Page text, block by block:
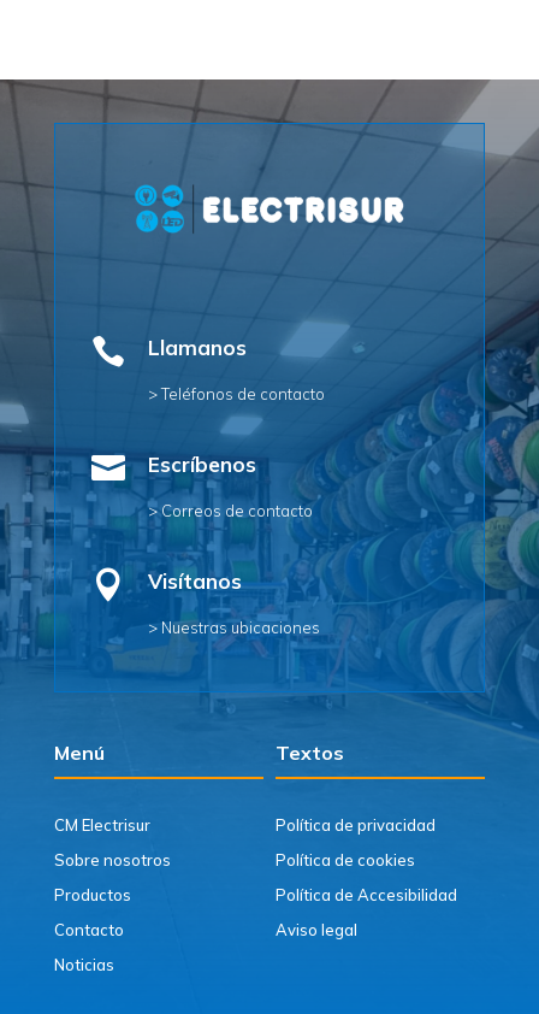
 Llamanos
> Teléfonos de contacto
 Escríbenos
> Correos de contacto
 Visítanos
> Nuestras ubicaciones
Menú Textos
CM Electrisur
Sobre nosotros
Productos
Contacto
Noticias
Política de privacidad
Política de cookies
Política de Accesibilidad
Aviso legal